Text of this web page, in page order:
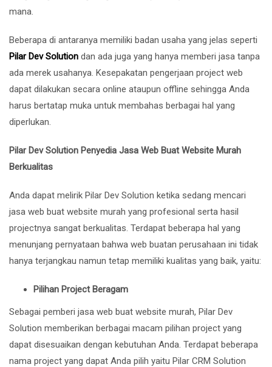
mana.
Beberapa di antaranya memiliki badan usaha yang jelas seperti
Pilar Dev Solution dan ada juga yang hanya memberi jasa tanpa
ada merek usahanya. Kesepakatan pengerjaan project web
dapat dilakukan secara online ataupun offline sehingga Anda
harus bertatap muka untuk membahas berbagai hal yang
diperlukan.
Pilar Dev Solution Penyedia Jasa Web Buat Website Murah
Berkualitas
Anda dapat melirik Pilar Dev Solution ketika sedang mencari
jasa web buat website murah yang profesional serta hasil
projectnya sangat berkualitas. Terdapat beberapa hal yang
menunjang pernyataan bahwa web buatan perusahaan ini tidak
hanya terjangkau namun tetap memiliki kualitas yang baik, yaitu:
Pilihan Project Beragam
Sebagai pemberi jasa web buat website murah, Pilar Dev
Solution memberikan berbagai macam pilihan project yang
dapat disesuaikan dengan kebutuhan Anda. Terdapat beberapa
nama project yang dapat Anda pilih yaitu Pilar CRM Solution